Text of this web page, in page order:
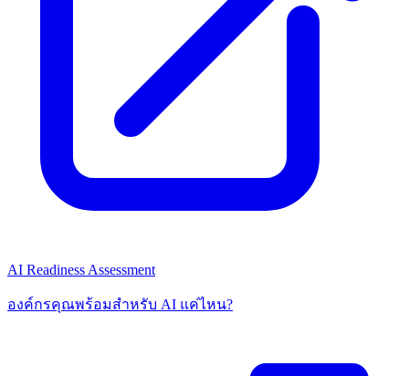
AI Readiness Assessment
องค์กรคุณพร้อมสำหรับ AI แค่ไหน?